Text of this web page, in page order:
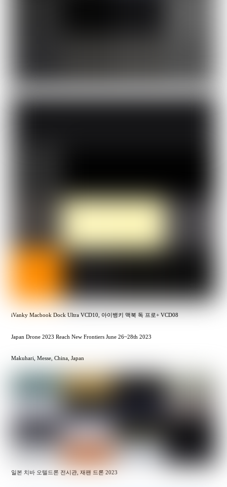
iVanky Macbook Dock Ultra VCD10, 아이뱅키 맥북 독 프로+ VCD08
Japan Drone 2023 Reach New Frontiers June 26~28th 2023
Makuhari, Messe, China, Japan
일본 치바 오텔드론 전시관, 재팬 드론 2023